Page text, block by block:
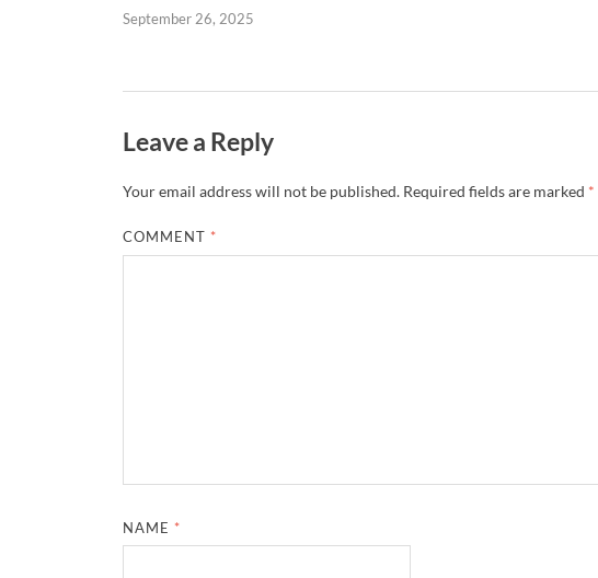
September 26, 2025
Leave a Reply
Your email address will not be published. Required fields are marked *
COMMENT *
NAME *